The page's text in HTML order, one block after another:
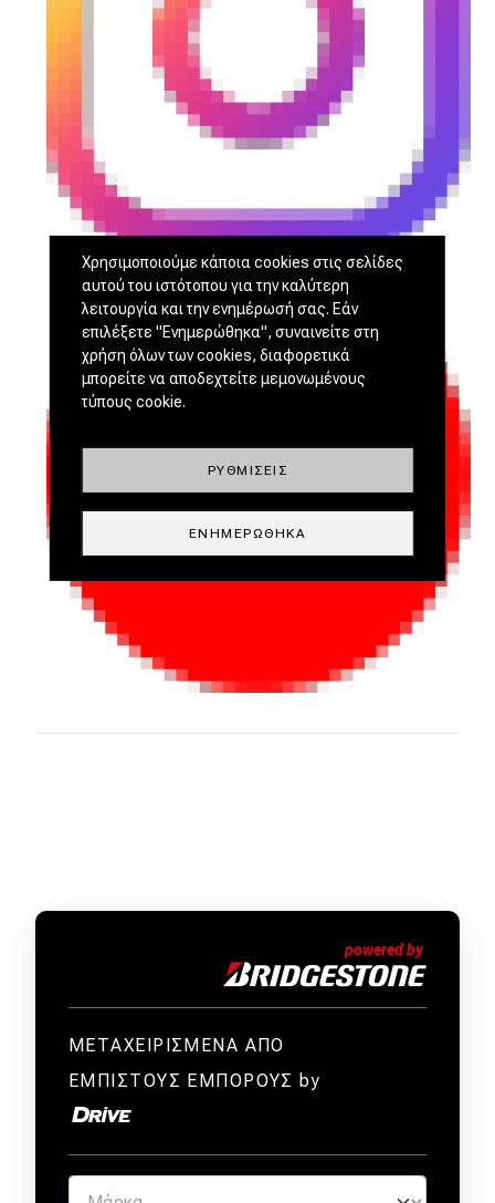
ΜΕΤΑΧΕΙΡΙΣΜΕΝΑ ΑΠΟ
ΕΜΠΙΣΤΟΥΣ ΕΜΠΟΡΟΥΣ by
Χρησιμοποιούμε κάποια cookies στις σελίδες
αυτού του ιστότοπου για την καλύτερη
λειτουργία και την ενημέρωσή σας. Εάν
επιλέξετε "Ενημερώθηκα", συναινείτε στη
χρήση όλων των cookies, διαφορετικά
μπορείτε να αποδεχτείτε μεμονωμένους
τύπους cookie.
ΡΥΘΜΊΣΕΙΣ
ΕΝΗΜΕΡΏΘΗΚΑ